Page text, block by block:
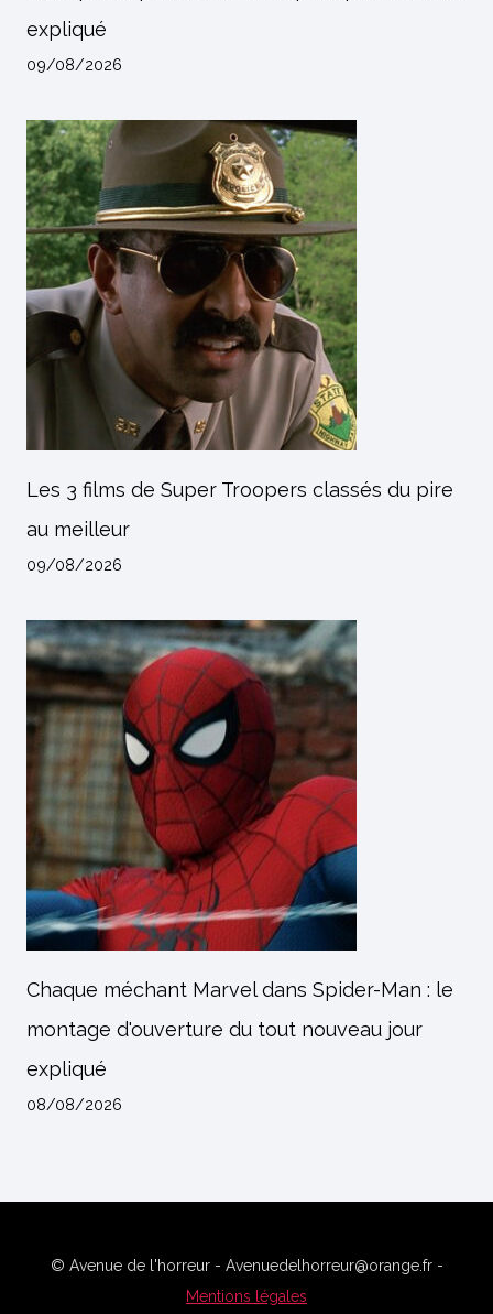
expliqué
09/08/2026
Les 3 films de Super Troopers classés du pire
au meilleur
09/08/2026
Chaque méchant Marvel dans Spider-Man : le
montage d'ouverture du tout nouveau jour
expliqué
08/08/2026
© Avenue de l'horreur - Avenuedelhorreur@orange.fr -
Mentions légales